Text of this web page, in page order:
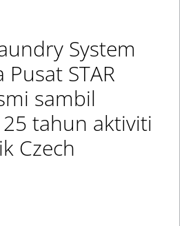
System
STAR
sambil
tahun aktiviti
Czech